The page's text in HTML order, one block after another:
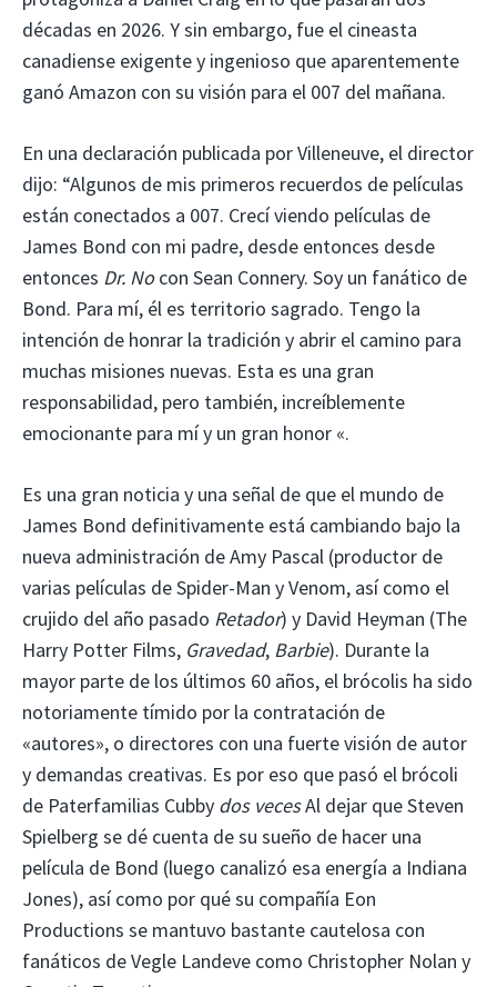
décadas en 2026. Y sin embargo, fue el cineasta
canadiense exigente y ingenioso que aparentemente
ganó Amazon con su visión para el 007 del mañana.
En una declaración publicada por Villeneuve, el director
dijo: “Algunos de mis primeros recuerdos de películas
están conectados a 007. Crecí viendo películas de
James Bond con mi padre, desde entonces desde
entonces Dr. Nocon Sean Connery. Soy un fanático de
Bond. Para mí, él es territorio sagrado. Tengo la
intención de honrar la tradición y abrir el camino para
muchas misiones nuevas. Esta es una gran
responsabilidad, pero también, increíblemente
emocionante para mí y un gran honor «.
Es una gran noticia y una señal de que el mundo de
James Bond definitivamente está cambiando bajo la
nueva administración de Amy Pascal (productor de
varias películas de Spider-Man y Venom, así como el
crujido del año pasado Retador) y David Heyman (The
Harry Potter Films, Gravedad, Barbie). Durante la
mayor parte de los últimos 60 años, el brócolis ha sido
notoriamente tímido por la contratación de
«autores», o directores con una fuerte visión de autor
y demandas creativas. Es por eso que pasó el brócoli
de Paterfamilias Cubby dos vecesAl dejar que Steven
Spielberg se dé cuenta de su sueño de hacer una
película de Bond (luego canalizó esa energía a Indiana
Jones), así como por qué su compañía Eon
Productions se mantuvo bastante cautelosa con
fanáticos de Vegle Landeve como Christopher Nolan y